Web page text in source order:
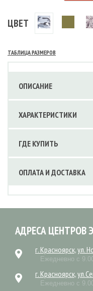
ЦВЕТ
ТАБЛИЦА РАЗМЕРОВ
ОПИСАНИЕ
ХАРАКТЕРИСТИКИ
ГДЕ КУПИТЬ
ОПЛАТА И ДОСТАВКА
АДРЕСА ЦЕНТРОВ
г. Красноярск, ул.
Ежедневно с
г. Красноярск,
Ежедневно с